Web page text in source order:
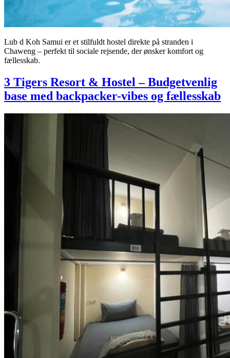
Lub d Koh Samui er et stilfuldt hostel direkte på stranden i
Chaweng – perfekt til sociale rejsende, der ønsker komfort og
fællesskab.
3 Tigers Resort & Hostel – Budgetvenlig
base med backpacker-vibes og fællesskab